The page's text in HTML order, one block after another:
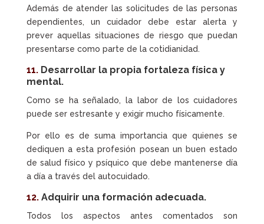
Además de atender las solicitudes de las personas
dependientes, un cuidador debe estar alerta y
prever aquellas situaciones de riesgo que puedan
presentarse como parte de la cotidianidad.
11.Desarrollar la propia fortaleza física y
mental.
Como se ha señalado, la labor de los cuidadores
puede ser estresante y exigir mucho físicamente.
Por ello es de suma importancia que quienes se
dediquen a esta profesión posean un buen estado
de salud físico y psíquico que debe mantenerse día
a día a través del autocuidado.
12.Adquirir una formación adecuada.
Todos los aspectos antes comentados son